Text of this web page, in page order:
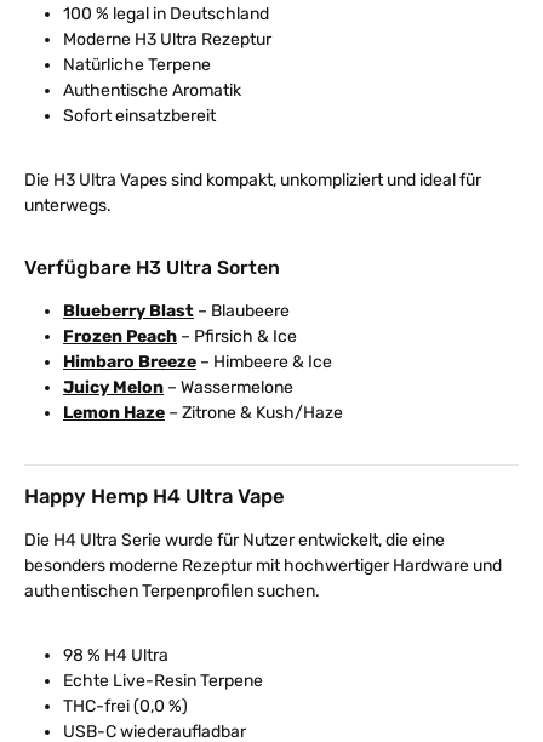
100 % legal in Deutschland
Moderne H3 Ultra Rezeptur
Natürliche Terpene
Authentische Aromatik
Sofort einsatzbereit
Die H3 Ultra Vapes sind kompakt, unkompliziert und ideal für
unterwegs.
Verfügbare H3 Ultra Sorten
Blueberry Blast – Blaubeere
Frozen Peach – Pfirsich & Ice
Himbaro Breeze – Himbeere & Ice
Juicy Melon – Wassermelone
Lemon Haze – Zitrone & Kush/Haze
Happy Hemp H4 Ultra Vape
Die H4 Ultra Serie wurde für Nutzer entwickelt, die eine
besonders moderne Rezeptur mit hochwertiger Hardware und
authentischen Terpenprofilen suchen.
98 % H4 Ultra
Echte Live-Resin Terpene
THC-frei (0,0 %)
USB-C wiederaufladbar